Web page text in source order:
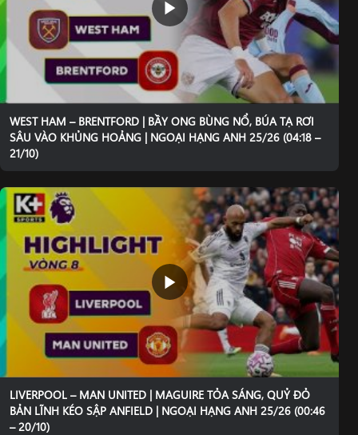
WEST HAM – BRENTFORD | BẦY ONG BÙNG NỔ, BÚA TẠ RƠI
SÂU VÀO KHỦNG HOẢNG | NGOẠI HẠNG ANH 25/26 (04:18 –
21/10)
LIVERPOOL – MAN UNITED | MAGUIRE TỎA SÁNG, QUỶ ĐỎ
BẢN LĨNH KÉO SẬP ANFIELD | NGOẠI HẠNG ANH 25/26 (00:46
– 20/10)